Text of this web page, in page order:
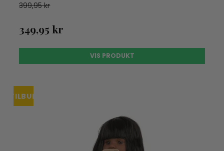
399,95 kr
349,95 kr
VIS PRODUKT
TILBUD